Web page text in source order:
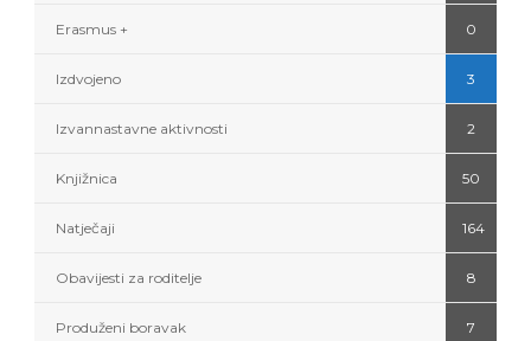
Erasmus + 0
Izdvojeno 3
Izvannastavne aktivnosti 2
Knjižnica 50
Natječaji 164
Obavijesti za roditelje 8
Produženi boravak 7